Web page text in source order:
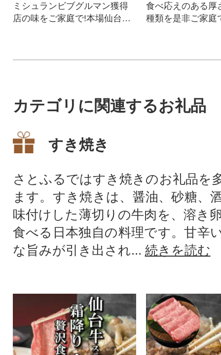
ミシュランビブグルマン獲得
店の味をご家庭で!本場仙台よ
食べ応えのある厚
種類を是非ご家庭
カテゴリに関連するお礼品
すき焼き
さとふるではすき焼きのお礼品を
ます。すき焼きは、醤油、砂糖、
味付けした薄切りの牛肉を、溶き
食べる日本独自の料理です。甘辛
な旨みが引き出され... 続きを読む